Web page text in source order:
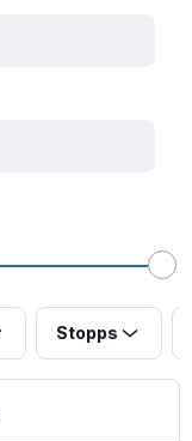
Stopps